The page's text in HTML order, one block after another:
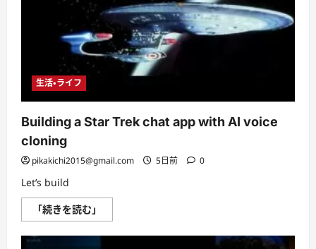
て
さ
ら
に
読
む
生活・ライフ
Building a Star Trek chat app with AI voice
cloning
pikakichi2015@gmail.com 5日前 0
Let’s build
「続きを読む」
a
Trek